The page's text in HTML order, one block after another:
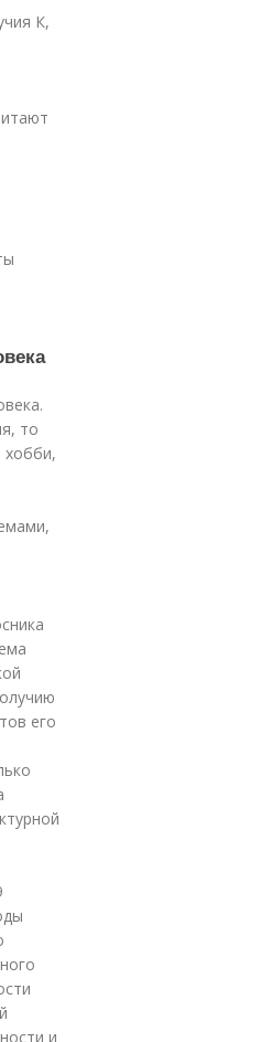
К,
то
хобби,
его
и